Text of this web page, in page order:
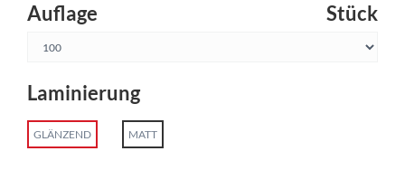
Auflage Stück
Laminierung
GLÄNZEND MATT